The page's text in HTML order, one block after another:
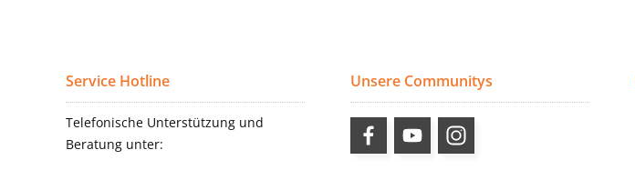
Service Hotline
Telefonische Unterstützung und
Beratung unter:
Unsere Communitys